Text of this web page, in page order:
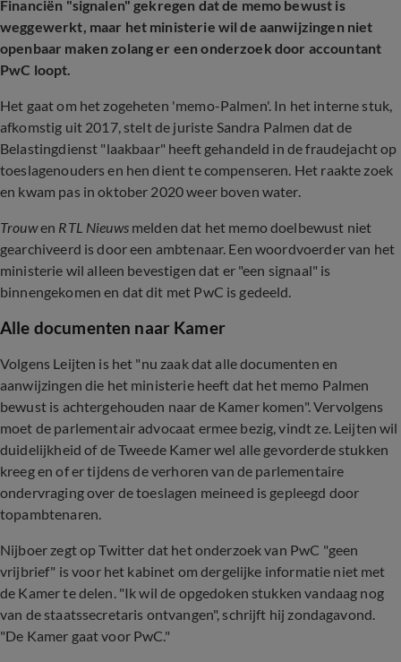
Financiën "signalen" gekregen dat de memo bewust is
weggewerkt, maar het ministerie wil de aanwijzingen niet
openbaar maken zolang er een onderzoek door accountant
PwC loopt.
Het gaat om het zogeheten 'memo-Palmen'. In het interne stuk,
afkomstig uit 2017, stelt de juriste Sandra Palmen dat de
Belastingdienst "laakbaar" heeft gehandeld in de fraudejacht op
toeslagenouders en hen dient te compenseren. Het raakte zoek
en kwam pas in oktober 2020 weer boven water.
Trouwen RTL Nieuwsmelden dat het memo doelbewust niet
gearchiveerd is door een ambtenaar. Een woordvoerder van het
ministerie wil alleen bevestigen dat er "een signaal" is
binnengekomen en dat dit met PwC is gedeeld.
Alle documenten naar Kamer
Volgens Leijten is het "nu zaak dat alle documenten en
aanwijzingen die het ministerie heeft dat het memo Palmen
bewust is achtergehouden naar de Kamer komen". Vervolgens
moet de parlementair advocaat ermee bezig, vindt ze. Leijten wil
duidelijkheid of de Tweede Kamer wel alle gevorderde stukken
kreeg en of er tijdens de verhoren van de parlementaire
ondervraging over de toeslagen meineed is gepleegd door
topambtenaren.
Nijboer zegt op Twitter dat het onderzoek van PwC "geen
vrijbrief" is voor het kabinet om dergelijke informatie niet met
de Kamer te delen. "Ik wil de opgedoken stukken vandaag nog
van de staatssecretaris ontvangen", schrijft hij zondagavond.
"De Kamer gaat voor PwC."